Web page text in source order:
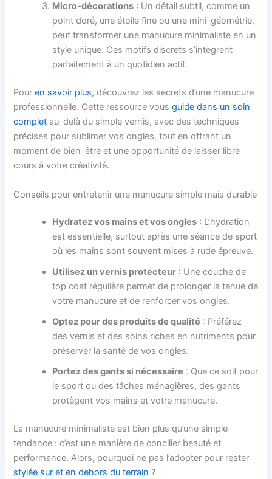
Micro-décorations : Un détail subtil, comme un
point doré, une étoile fine ou une mini-géométrie,
peut transformer une manucure minimaliste en un
style unique. Ces motifs discrets s’intègrent
parfaitement à un quotidien actif.
Pouren savoir plus, découvrez les secrets d’une manucure
professionnelle. Cette ressource vousguide dans un soin
complet au-delà du simple vernis, avec des techniques
précises pour sublimer vos ongles, tout en offrant un
moment de bien-être et une opportunité de laisser libre
cours à votre créativité.
Conseils pour entretenir une manucure simple mais durable
Hydratez vos mains et vos ongles : L’hydration
est essentielle, surtout après une séance de sport
où les mains sont souvent mises à rude épreuve.
Utilisez un vernis protecteur : Une couche de
top coat régulière permet de prolonger la tenue de
votre manucure et de renforcer vos ongles.
Optez pour des produits de qualité : Préférez
des vernis et des soins riches en nutriments pour
préserver la santé de vos ongles.
Portez des gants si nécessaire : Que ce soit pour
le sport ou des tâches ménagières, des gants
protègent vos mains et votre manucure.
La manucure minimaliste est bien plus qu’une simple
tendance : c’est une manière de concilier beauté et
performance. Alors, pourquoi ne pas l’adopter pour rester
stylée sur et en dehors du terrain ?